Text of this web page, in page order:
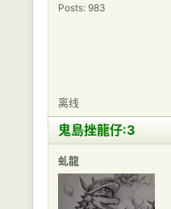
Posts: 983
离线
鬼島挫龍仔:3
虬龍